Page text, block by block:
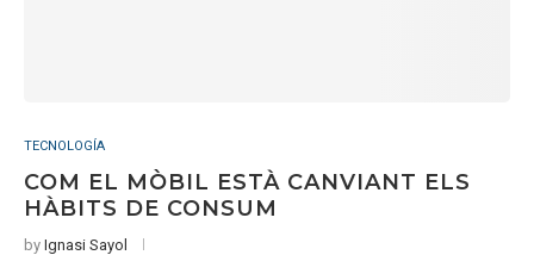
TECNOLOGÍA
COM EL MÒBIL ESTÀ CANVIANT ELS
HÀBITS DE CONSUM
by Ignasi Sayol